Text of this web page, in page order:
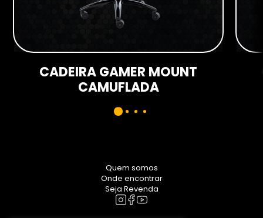
CADEIRA GAMER MOUNT
CAMUFLADA
Quem somos
Onde encontrar
Seja Revenda